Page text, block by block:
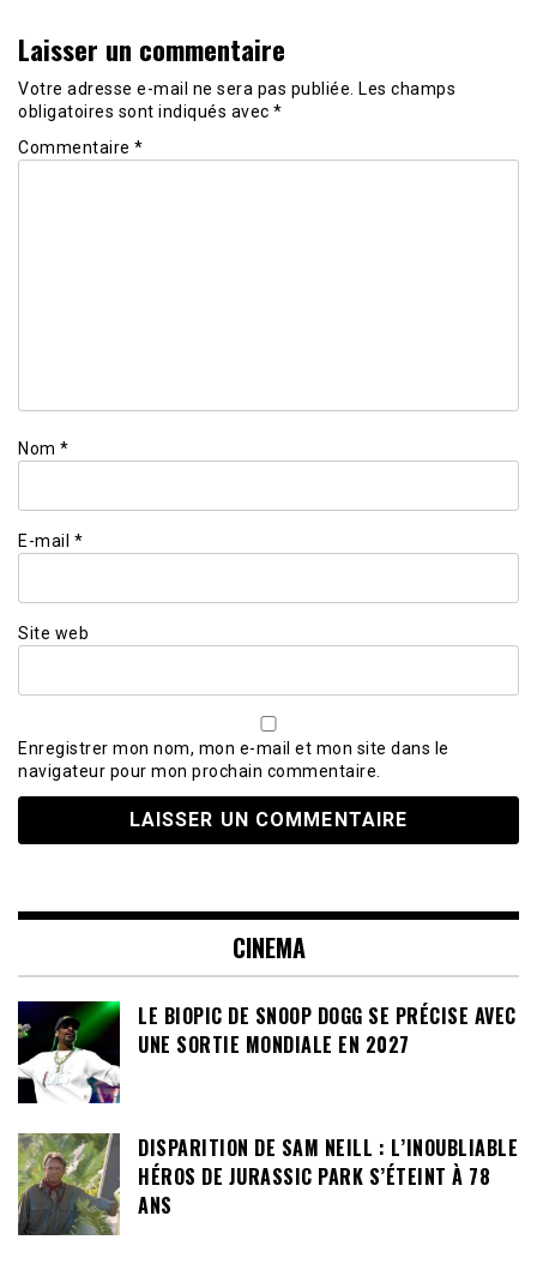
Laisser un commentaire
Votre adresse e-mail ne sera pas publiée.
Les champs
obligatoires sont indiqués avec *
Commentaire *
Nom *
E-mail *
Site web
Enregistrer mon nom, mon e-mail et mon site dans le
navigateur pour mon prochain commentaire.
CINEMA
LE BIOPIC DE SNOOP DOGG SE PRÉCISE AVEC
UNE SORTIE MONDIALE EN 2027
DISPARITION DE SAM NEILL : L’INOUBLIABLE
HÉROS DE JURASSIC PARK S’ÉTEINT À 78
ANS